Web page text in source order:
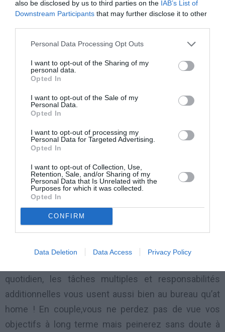
also be disclosed by us to third parties on the IAB’s List of
Downstream Participants that may further disclose it to other
Personal Data Processing Opt Outs
I want to opt-out of the Sharing of my
personal data.
Opted In
I want to opt-out of the Sale of my
Personal Data.
Opted In
I want to opt-out of processing my
Personal Data for Targeted Advertising.
Opted In
I want to opt-out of Collection, Use,
Retention, Sale, and/or Sharing of my
Personal Data that Is Unrelated with the
Purposes for which it was collected.
Opted In
CONFIRM
Data Deletion Data Access Privacy Policy
décisions importantes devront être remises à plus
tard (en juin) ! En attendant, ne désespérez pas et
17/05 où il devrait (le 16/05 ?) faire son effet !
Célibataire,des pressions au bureau, des conflits en
famille ? La coupe déborde et vous en avez plus
qu’assez de nager à contre-courant ? C’est pourtant
ce qui vous attend en mai où vous évoluerez souvent
qu’on vous dit et de ce qu’on vous fait ! Votre pouvoir
de séduction n’en restera pas moins intact et pourrait
vous permettre de faire mouche et une touche (le
16/05 ?) !
2ème décan (1er mars-10 mars) :
quotidien, les tâches multiples et responsabilités
additionnelles vous usent aussi bien au bureau qu’at
home ! En couple,vous ne perdez pas de vue vos
objectifs à long terme mais peinerez sans doute à